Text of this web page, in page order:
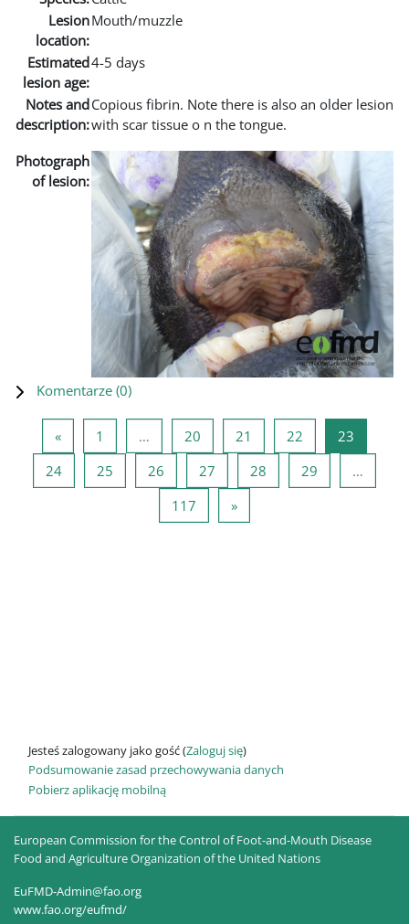
Lesion
location:
Mouth/muzzle
Estimated
lesion age:
4-5 days
Notes and
description:
Copious fibrin. Note there is also an older lesion
with scar tissue o n the tongue.
Photograph
of lesion:
Komentarze (0)
«Poprzednia strona
1 … 20 Strona 20
21 Strona 21
22 Strona 22
23
24Strona 24
25 Strona 25
26 Strona 26
27 Strona 27
28 Strona 28
29
…
117 Strona 117
»Następna strona
Jesteś zalogowany jako gość (Zaloguj się)
Podsumowanie zasad przechowywania danych
Pobierz aplikację mobilną
European Commission for the Control of Foot-and-Mouth Disease
Food and Agriculture Organization of the United Nations
EuFMD-Admin@fao.org
www.fao.org/eufmd/